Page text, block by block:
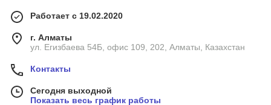
Работает с 19.02.2020
г. Алматы
ул. Егизбаева 54Б, офис 109, 202, Алматы, Казахстан
Контакты
Сегодня выходной
Показать весь график работы